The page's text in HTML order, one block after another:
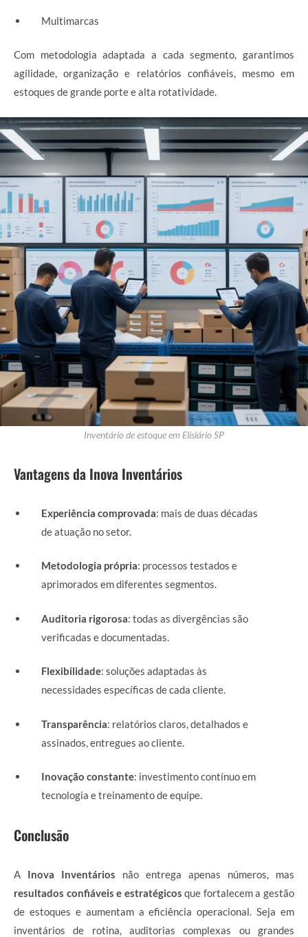
Multimarcas
Com metodologia adaptada a cada segmento, garantimos
agilidade, organização e relatórios confiáveis, mesmo em
estoques de grande porte e alta rotatividade.
Inventário de estoque em Elisiário SP
Vantagens da Inova Inventários
Experiência comprovada: mais de duas décadas
de atuação no setor.
Metodologia própria: processos testados e
aprimorados em diferentes segmentos.
Auditoria rigorosa: todas as divergências são
verificadas e documentadas.
Flexibilidade: soluções adaptadas às
necessidades específicas de cada cliente.
Transparência: relatórios claros, detalhados e
assinados, entregues ao cliente.
Inovação constante: investimento contínuo em
tecnologia e treinamento de equipe.
Conclusão
A Inova Inventários não entrega apenas números, mas
resultados confiáveis e estratégicos que fortalecem a gestão
de estoques e aumentam a eficiência operacional. Seja em
inventários de rotina, auditorias complexas ou grandes